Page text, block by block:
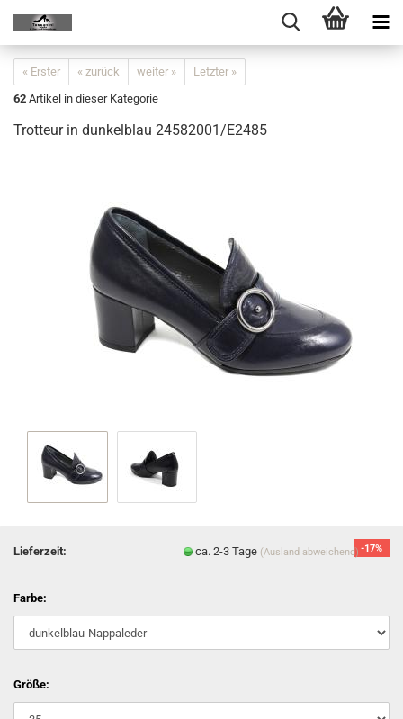
« Erster « zurück weiter »
Letzter »
62 Artikel in dieser Kategorie
Trotteur in dunkelblau 24582001/E2485
-17%
Lieferzeit: ca. 2-3 Tage (Ausland abweichend)
Farbe:
Größe: